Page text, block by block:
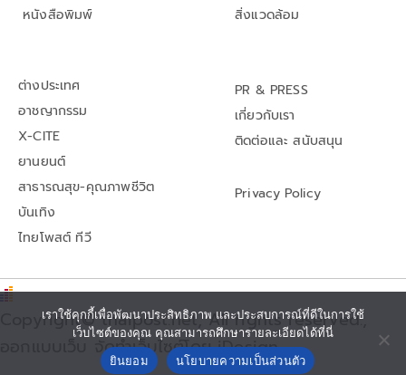
หนังสือพิมพ์
สิ่งแวดล้อม
ต่างประเทศ
อาชญากรรม
X-CITE
ยานยนต์
สาธารณสุข-คุณภาพชีวิต
บันเทิง
ไทยโพสต์ ทีวี
PR & PRESS
เกี่ยวกับเรา
ติดต่อและ สนับสนุน
Privacy Policy
Copyright© thaipost.net, All rights reserved.,
ออกแบบเว็บ จัดทำเว็บไซต์โดย iDesign
เราใช้คุกกี้เพื่อพัฒนาประสิทธิภาพ และประสบการณ์ที่ดีในการใช้
เว็บไซต์ของคุณ คุณสามารถศึกษารายละเอียดได้ที่นี่
ยินยอม
นโยบายความเป็นส่วนตัว